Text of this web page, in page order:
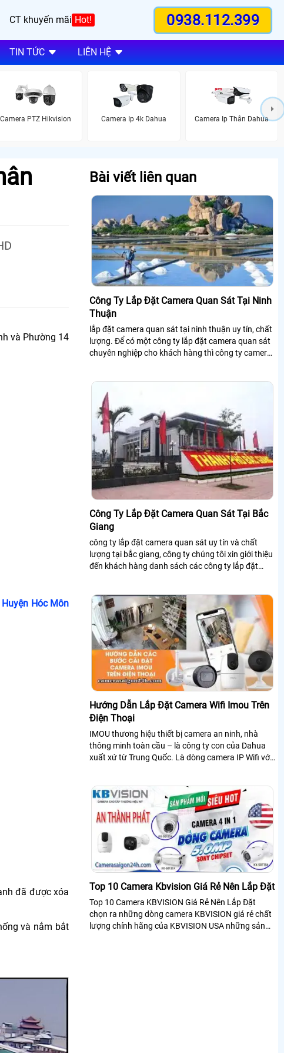
CT khuyến mãi Hot! 0938.112.399
TIN TỨC LIÊN HỆ
Camera PTZ Hikvision Camera Ip 4k Dahua Camera Ip Thân Dahua
và Phường 14
Hóc Môn
đã được xóa
và nắm bắt
Bài viết liên quan
Công Ty Lắp Đặt Camera Quan Sát Tại Ninh
Thuận
lắp đặt camera quan sát tại ninh thuận uy tín, chất
lượng. Để có một công ty lắp đặt camera quan sát
chuyên nghiệp cho khách hàng thì công ty camera
thuận
Công Ty Lắp Đặt Camera Quan Sát Tại Bắc
Giang
công ty lắp đặt camera quan sát uy tín và chất
lượng tại bắc giang, công ty chúng tôi xin giới thiệu
đến khách hàng danh sách các công ty lắp đặt
Hướng Dẫn Lắp Đặt Camera Wifi Imou Trên
Điện Thoại
IMOU thương hiệu thiết bị camera an ninh, nhà
thông minh toàn cầu – là công ty con của Dahua
xuất xứ từ Trung Quốc. Là dòng camera IP Wifi với
Top 10 Camera Kbvision Giá Rẻ Nên Lắp Đặt
Top 10 Camera KBVISION Giá Rẻ Nên Lắp Đặt
chọn ra những dòng camera KBVISION giá rẻ chất
lượng chính hãng của KBVISION USA những sản